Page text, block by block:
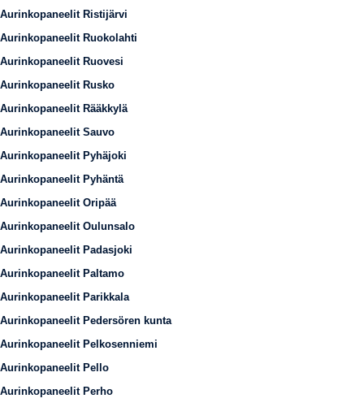
Aurinkopaneelit Ristijärvi
Aurinkopaneelit Ruokolahti
Aurinkopaneelit Ruovesi
Aurinkopaneelit Rusko
Aurinkopaneelit Rääkkylä
Aurinkopaneelit Sauvo
Aurinkopaneelit Pyhäjoki
Aurinkopaneelit Pyhäntä
Aurinkopaneelit Oripää
Aurinkopaneelit Oulunsalo
Aurinkopaneelit Padasjoki
Aurinkopaneelit Paltamo
Aurinkopaneelit Parikkala
Aurinkopaneelit Pedersören kunta
Aurinkopaneelit Pelkosenniemi
Aurinkopaneelit Pello
Aurinkopaneelit Perho